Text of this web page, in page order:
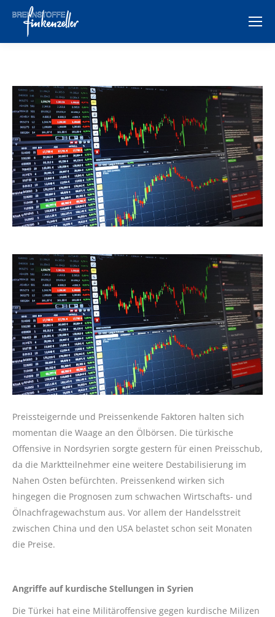
Preissteigernde und Preissenkende Faktoren halten sich
momentan die Waage an den Ölbörsen. Die türkische
Offensive in Nordsyrien sorgte gestern für einen Preisschub,
da die Marktteilnehmer eine weitere Destabilisierung im
Nahen Osten befürchten. Preissenkend wirken sich
hingegen die Prognosen zum schwachen Wirtschafts- und
Ölnachfragewachstum aus. Vor allem der Handelsstreit
zwischen China und den USA belastet schon seit Monaten
die Preise.
Angriffe auf kurdische Stellungen in Syrien
Die Türkei hat eine Militäroffensive gegen kurdische Milizen